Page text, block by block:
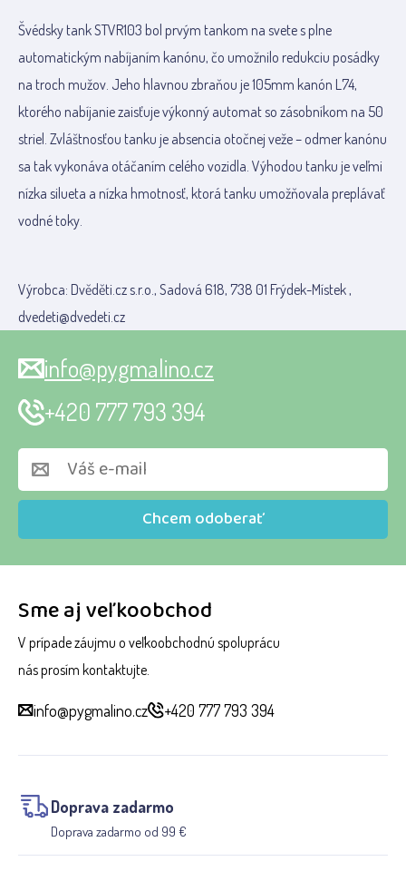
Švédsky tank STVR103 bol prvým tankom na svete s plne
automatickým nabíjaním kanónu, čo umožnilo redukciu posádky
na troch mužov. Jeho hlavnou zbraňou je 105mm kanón L74,
ktorého nabíjanie zaisťuje výkonný automat so zásobníkom na 50
striel. Zvláštnosťou tanku je absencia otočnej veže – odmer kanónu
sa tak vykonáva otáčaním celého vozidla. Výhodou tanku je veľmi
nízka silueta a nízka hmotnosť, ktorá tanku umožňovala preplávať
vodné toky.
Výrobca: Dvěděti.cz s.r.o., Sadová 618, 738 01 Frýdek-Místek ,
dvedeti@dvedeti.cz
Sme aj veľkoobchod
V prípade záujmu o veľkoobchodnú spoluprácu
nás prosím kontaktujte.
info@pygmalino.cz +420 777 793 394
Doprava zadarmo
Doprava zadarmo od 99 €
Chcem odoberať
info@pygmalino.cz
+420 777 793 394